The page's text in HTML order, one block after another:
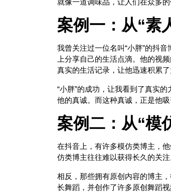
就像一道调味品，让人们在众多的
案例一：从“素
我曾关注过一位名叫“小胖”的抖
上分享自己的生活点滴。他的视
真实的生活记录，让他迅速积累了
“小胖”的成功，让我看到了真实
他的真诚。而这种真诚，正是他吸
案例二：从“模
在抖音上，有许多模仿类博主，
仿类博主往往难以获得长久的关
相反，那些拥有原创内容的博主
长舞蹈，并创作了许多原创舞蹈